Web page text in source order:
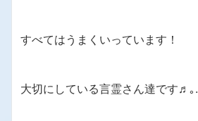
すべてはうまくいっています！
大切にしている言霊さん達です♬｡.